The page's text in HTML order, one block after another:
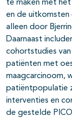
te maken met
en de uitkomsten
alleen door
Daarnaast
cohortstudies van
patiënten met
maagcarcinoom,
patiëntpopulatie
interventies en
de gestelde